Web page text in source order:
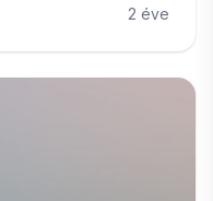
2 éve